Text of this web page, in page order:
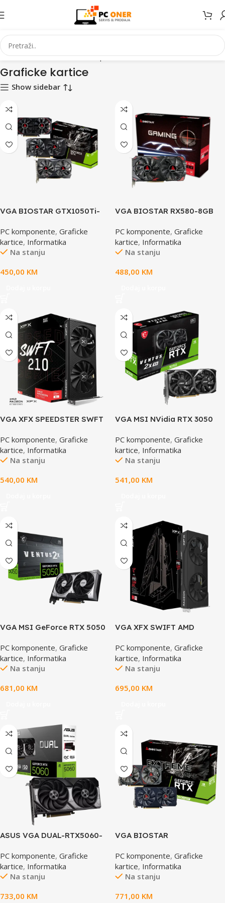
Početna Informatika PC komponente Graficke kartice
Graficke kartice
Show sidebar
VGA BIOSTAR GTX1050Ti-
PC komponente, Graficke
kartice, Informatika
Na stanju
450,00 KM
VGA BIOSTAR RX580-8GB
PC komponente, Graficke
kartice, Informatika
Na stanju
488,00 KM
VGA XFX SPEEDSTER SWFT
GB GDDR6 128-bit HDMI 3x
DP RX-76PSWFTFY
PC komponente, Graficke
kartice, Informatika
Na stanju
540,00 KM
VGA MSI NVidia RTX 3050
128bit, HDMI, DPx3,
D0RTX3050VENTUS2XXS8G
OC
PC komponente, Graficke
kartice, Informatika
Na stanju
541,00 KM
VGA MSI GeForce RTX 5050
Card w/ HDMI, Triple DP
PC komponente, Graficke
kartice, Informatika
Na stanju
681,00 KM
VGA XFX SWIFT AMD
Edition with 8GB GDDR6
HDMI 2xDP, AMD RDNA 4,
black box, SI ONLY, RX-
PC komponente, Graficke
kartice, Informatika
Na stanju
695,00 KM
ASUS VGA DUAL-RTX5060-
3x DP, 1x HDMI
PC komponente, Graficke
kartice, Informatika
Na stanju
733,00 KM
VGA BIOSTAR
HDMI, DVI
PC komponente, Graficke
kartice, Informatika
Na stanju
771,00 KM